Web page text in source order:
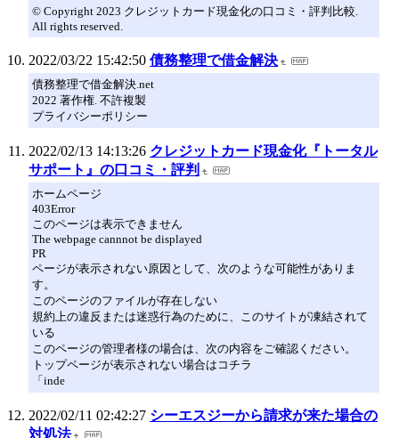
© Copyright 2023 クレジットカード現金化の口コミ・評判比較.
All rights reserved.
2022/03/22 15:42:50 債務整理で借金解決
債務整理で借金解決.net
2022 著作権. 不許複製
プライバシーポリシー
2022/02/13 14:13:26 クレジットカード現金化『トータル
サポート』の口コミ・評判
ホームページ
403Error
このページは表示できません
The webpage cannnot be displayed
PR
ページが表示されない原因として、次のような可能性がありま
す。
このページのファイルが存在しない
規約上の違反または迷惑行為のために、このサイトが凍結されて
いる
このページの管理者様の場合は、次の内容をご確認ください。
トップページが表示されない場合はコチラ
「inde
2022/02/11 02:42:27 シーエスジーから請求が来た場合の
対処法